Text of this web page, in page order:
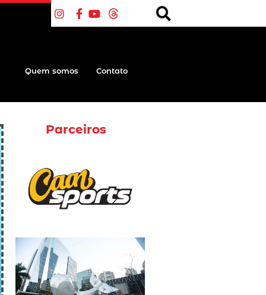
Quem somos Contato
Parceiros